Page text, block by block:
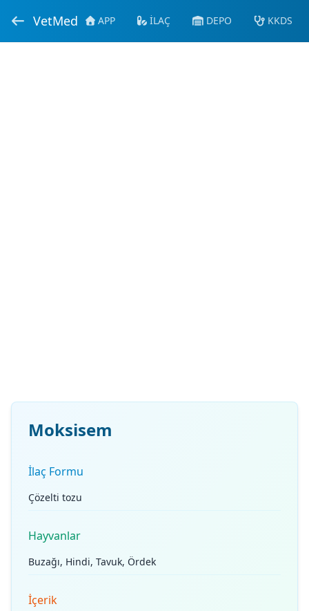
VetMed APP İLAÇ DEPO KKDS
Moksisem
İlaç Formu
Çözelti tozu
Hayvanlar
Buzağı, Hindi, Tavuk, Ördek
İçerik